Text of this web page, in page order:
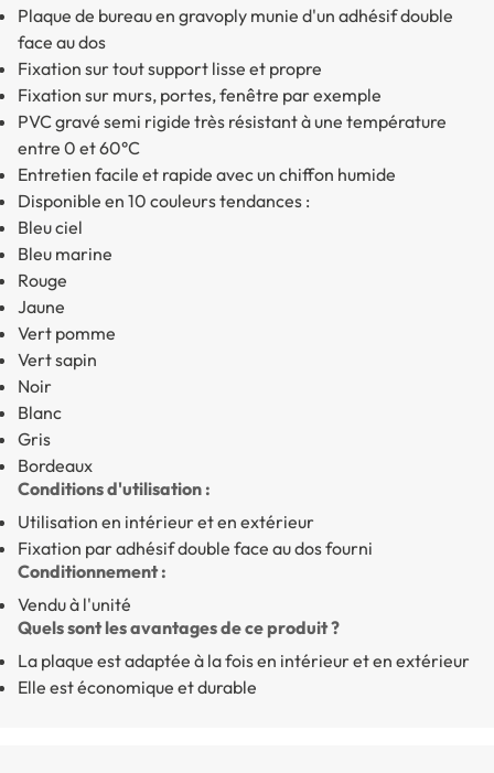
Plaque de bureau en gravoply munie d'un adhésif double
face au dos
Fixation sur tout support lisse et propre
Fixation sur murs, portes, fenêtre par exemple
PVC gravé semi rigide très résistant à une température
entre 0 et 60°C
Entretien facile et rapide avec un chiffon humide
Disponible en 10 couleurs tendances :
Bleu ciel
Bleu marine
Rouge
Jaune
Vert pomme
Vert sapin
Noir
Blanc
Gris
Bordeaux
Conditions d'utilisation :
Utilisation en intérieur et en extérieur
Fixation par adhésif double face au dos fourni
Conditionnement :
Vendu à l'unité
Quels sont les avantages de ce produit ?
La plaque est adaptée à la fois en intérieur et en extérieur
Elle est économique et durable